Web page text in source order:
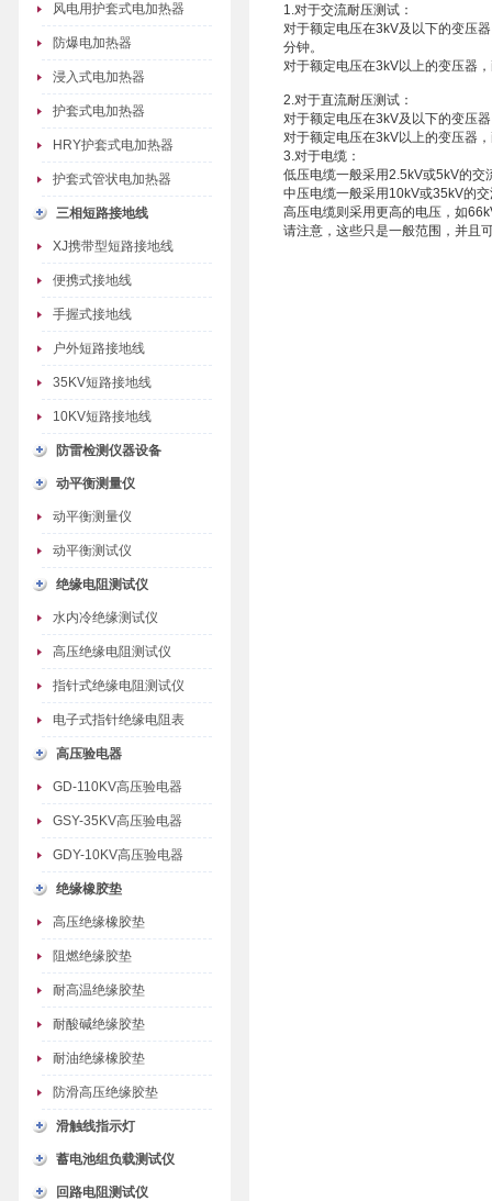
风电用护套式电加热器
防爆电加热器
浸入式电加热器
护套式电加热器
HRY护套式电加热器
护套式管状电加热器
三相短路接地线
XJ携带型短路接地线
便携式接地线
手握式接地线
户外短路接地线
35KV短路接地线
10KV短路接地线
防雷检测仪器设备
动平衡测量仪
动平衡测量仪
动平衡测试仪
绝缘电阻测试仪
水内冷绝缘测试仪
高压绝缘电阻测试仪
指针式绝缘电阻测试仪
电子式指针绝缘电阻表
高压验电器
GD-110KV高压验电器
GSY-35KV高压验电器
GDY-10KV高压验电器
绝缘橡胶垫
高压绝缘橡胶垫
阻燃绝缘胶垫
耐高温绝缘胶垫
耐酸碱绝缘胶垫
耐油绝缘橡胶垫
防滑高压绝缘胶垫
滑触线指示灯
蓄电池组负载测试仪
回路电阻测试仪
1.对于交流耐压测试：
对于额定电压在3kV及以下的变压
分钟。
对于额定电压在3kV以上的变压器
2.对于直流耐压测试：
对于额定电压在3kV及以下的变压
对于额定电压在3kV以上的变压器
3.对于电缆：
低压电缆一般采用2.5kV或5kV的交
中压电缆一般采用10kV或35kV的
高压电缆则采用更高的电压，如
请注意，这些只是一般范围，并且